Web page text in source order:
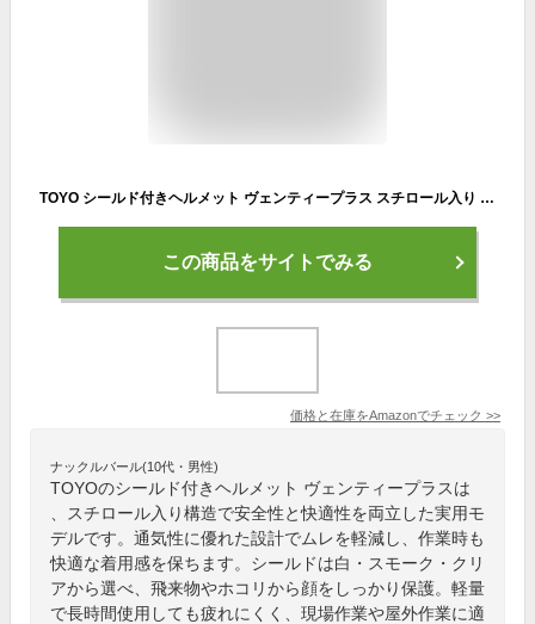
TOYO シールド付きヘルメット ヴェンティープラス スチロール入り 白/スモーク/クリア No.391F-S-C
この商品をサイトでみる
価格と在庫をAmazonでチェック >>
ナックルバール(10代・男性)
TOYOのシールド付きヘルメット ヴェンティープラスは
、スチロール入り構造で安全性と快適性を両立した実用モ
デルです。通気性に優れた設計でムレを軽減し、作業時も
快適な着用感を保ちます。シールドは白・スモーク・クリ
アから選べ、飛来物やホコリから顔をしっかり保護。軽量
で長時間使用しても疲れにくく、現場作業や屋外作業に適